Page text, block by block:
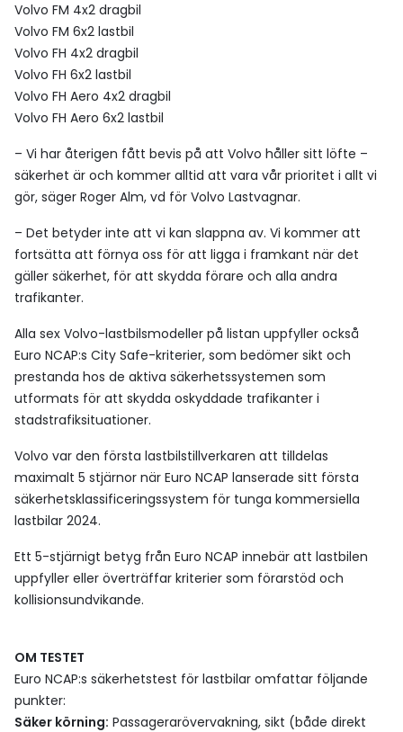
Volvo FM 4x2 dragbil
Volvo FM 6x2 lastbil
Volvo FH 4x2 dragbil
Volvo FH 6x2 lastbil
Volvo FH Aero 4x2 dragbil
Volvo FH Aero 6x2 lastbil
– Vi har återigen fått bevis på att Volvo håller sitt löfte –
säkerhet är och kommer alltid att vara vår prioritet i allt vi
gör, säger Roger Alm, vd för Volvo Lastvagnar.
– Det betyder inte att vi kan slappna av. Vi kommer att
fortsätta att förnya oss för att ligga i framkant när det
gäller säkerhet, för att skydda förare och alla andra
trafikanter.
Alla sex Volvo-lastbilsmodeller på listan uppfyller också
Euro NCAP:s City Safe-kriterier, som bedömer sikt och
prestanda hos de aktiva säkerhetssystemen som
utformats för att skydda oskyddade trafikanter i
stadstrafiksituationer.
Volvo var den första lastbilstillverkaren att tilldelas
maximalt 5 stjärnor när Euro NCAP lanserade sitt första
säkerhetsklassificeringssystem för tunga kommersiella
lastbilar 2024.
Ett 5-stjärnigt betyg från Euro NCAP innebär att lastbilen
uppfyller eller överträffar kriterier som förarstöd och
kollisionsundvikande.
OM TESTET
Euro NCAP:s säkerhetstest för lastbilar omfattar följande
punkter:
Säker körning: Passagerarövervakning, sikt (både direkt